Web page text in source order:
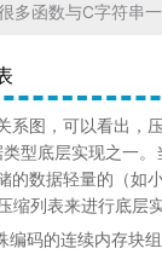
多函数与C字符串一
系图，可以看出，
型底层实现之一
的数据轻量的（如
缩列表来进行底层实
编码的连续内存块